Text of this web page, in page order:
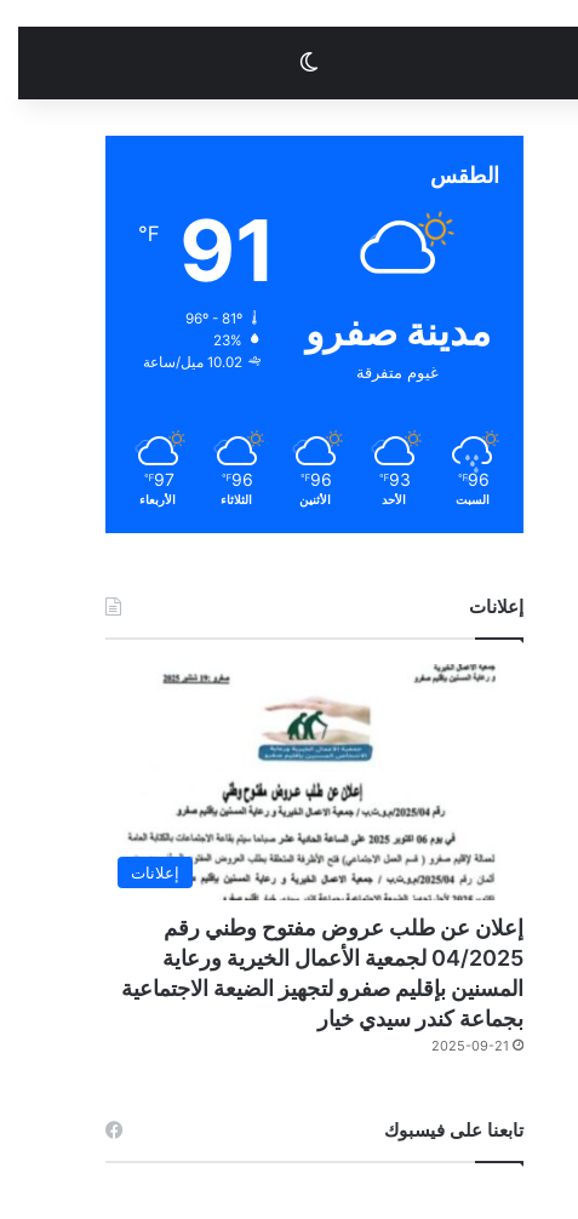
الوضع المظلم
الطقس
مدينة صفرو
غيوم متفرقة
91
℉
96º - 81º
23%
10.02 ميل/ساعة
96
℉
السبت
93
℉
الأحد
96
℉
الأثنين
96
℉
الثلاثاء
97
℉
الأربعاء
إعلانات
إعلانات
إعلان عن طلب عروض مفتوح وطني رقم
04/2025 لجمعية الأعمال الخيرية ورعاية
المسنين بإقليم صفرو لتجهيز الضيعة الاجتماعية
بجماعة كندر سيدي خيار
2025-09-21
تابعنا على فيسبوك